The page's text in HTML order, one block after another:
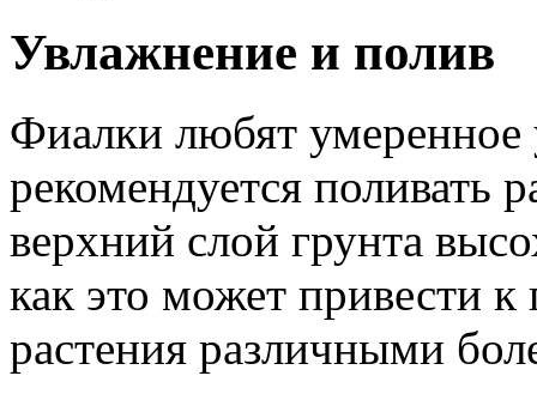
Увлажнение и полив
Фиалки любят умеренное
рекомендуется поливать
верхний слой грунта
как это может привести
растения различными